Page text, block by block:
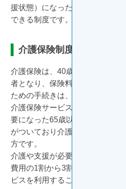
援状態）になった場合に、介護
できる制度です。
介護保険制度の対象者
介護保険は、40歳の誕生日の前
者となり、保険料を負担します
ための手続きは、特に必要ありま
介護保険サービスを利用できる
要になった65歳以上の方、②16
がついており介護が必要になっ
方です。
介護や支援が必要と認定された
費用の1割から3割を自己負担す
ビスを利用することができます。